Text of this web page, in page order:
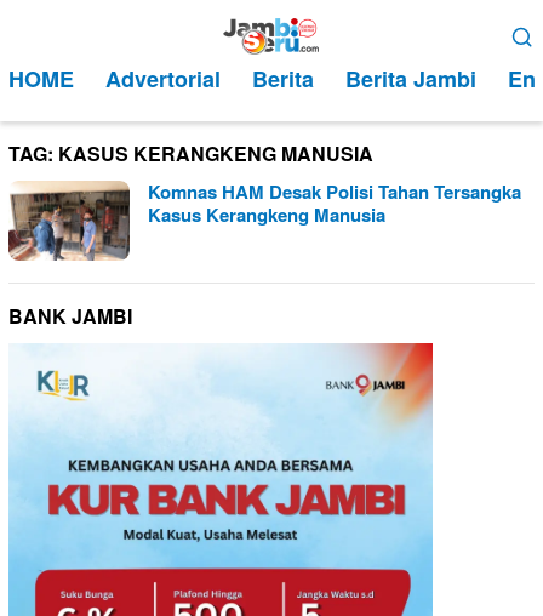
kontenMobile
HOME Advertorial Berita Berita Jambi
TAG: KASUS KERANGKENG MANUSIA
Komnas HAM Desak Polisi Tahan Tersangka
Kasus Kerangkeng Manusia
BANK JAMBI